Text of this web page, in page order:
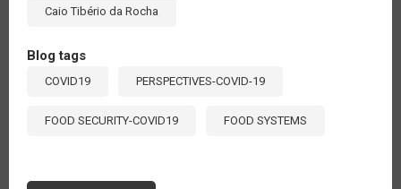
Caio Tibério da Rocha
Blog tags
COVID19 PERSPECTIVES-COVID-19
FOOD SECURITY-COVID19 FOOD SYSTEMS